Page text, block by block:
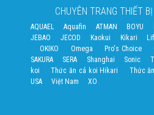
CHUYÊN TRANG THIẾT
AQUAEL Aquafin ATMAN BOYU
JEBAO
JECOD Kaokui Kikari
OKIKO
Omega Pro's Choice
SAKURA
SERA Shanghai Sonic
koi
Thức ăn cá koi Hikari Thức
USA
Việt Nam XO